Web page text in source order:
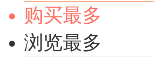
购买最多
浏览最多